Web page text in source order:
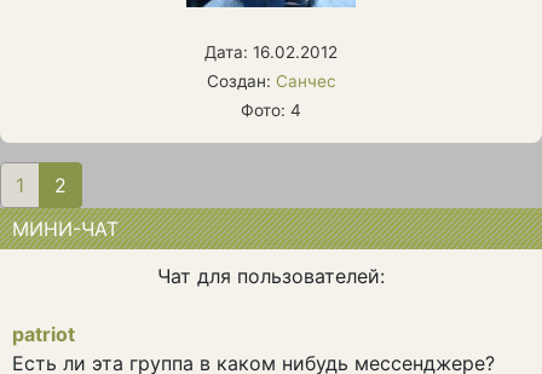
Дата: 16.02.2012
Создан: Санчес
Фото: 4
1 2
МИНИ-ЧАТ
Чат для пользователей:
patriot
Есть ли эта группа в каком нибудь мессенджере?